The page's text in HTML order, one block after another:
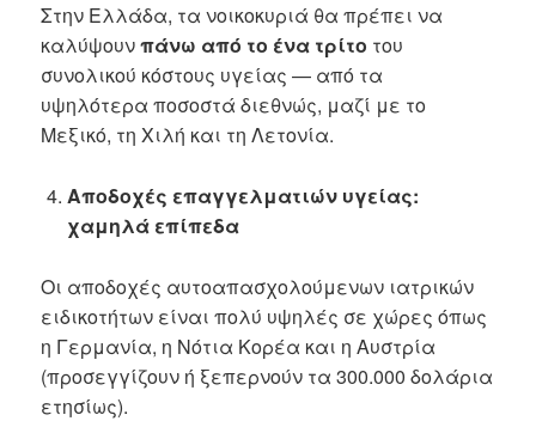
Στην Ελλάδα, τα νοικοκυριά θα πρέπει να
καλύψουνπάνω από το ένα τρίτο του
συνολικού κόστους υγείας — από τα
υψηλότερα ποσοστά διεθνώς, μαζί με το
Μεξικό, τη Χιλή και τη Λετονία.
Αποδοχές επαγγελματιών υγείας:
χαμηλά επίπεδα
Οι αποδοχές αυτοαπασχολούμενων ιατρικών
ειδικοτήτων είναι πολύ υψηλές σε χώρες όπως
η Γερμανία, η Νότια Κορέα και η Αυστρία
(προσεγγίζουν ή ξεπερνούν τα 300.000 δολάρια
ετησίως).